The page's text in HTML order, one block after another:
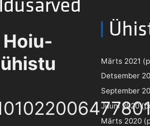
Märts 2021
Detsember
September
Juuni 2020
Märts 2020